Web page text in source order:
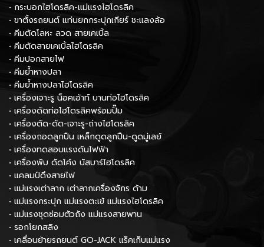
• กระบอกไฮโดรลิค-แม่แรงไฮโดรลิค
• ขาตั้งรถยนต์ แท่นยกกระปุกเกียร์ ชะแลงล้อ
• คีมตัดโลหะ ลวด สายเคเบิ้ล
• คีมตัดสายเคเบิ้ลไฮโดรลิค
• คีมปอกสายไฟ
• คีมย้ำหางปลา
• คีมย้ำหางปลาไฮโดรลิค
• เครื่องเจาะรู น็อคเอ้าท์ บานท่อไฮโดรลิค
• เครื่องดัดท่อไฮโดรลิคพร้อมปั๊ม
• เครื่องตัด-ดัด-เจาะรู-ถ่างไฮโดรลิค
• เครื่องถอดลูกปืน เหล็กดูดลูกปืน-ดูดมู่เลย์
• เครื่องทดสอบแรงดันไฟฟ้า
• เครื่องพับ ดัดโค้ง บัสบาร์ไฮโดรลิค
• แคลมป์ดึงสายไฟ
• แม่แรงเต่าลาก เต่าลากเครื่องจักร ด้าม
• แม่แรงกระปุก แม่แรงตะเข้ แม่แรงไฮโดรลิค
• แม่แรงชุดซ่อมตัวถัง แม่แรงสายพาน
• รอกโยกสลิง
• เคลื่อนย้ายรถยนต์ GO-JACK แร็คเก็บแม่แรง